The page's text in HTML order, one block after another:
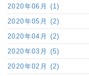
2020年06月 (1)
2020年05月 (2)
2020年04月 (2)
2020年03月 (5)
2020年02月 (2)